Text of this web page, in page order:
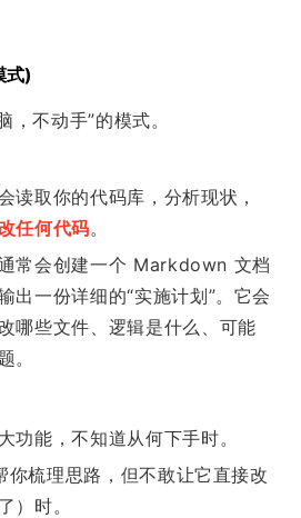
式)
，不动手”的模式。
读取你的代码库，分析现状，
任何代码。
通常会创建一个 Markdown 文档
出一份详细的“实施计划”。它会
哪些文件、逻辑是什么、可能
。
功能，不知道从何下手时。
你梳理思路，但不敢让它直接改
）时。